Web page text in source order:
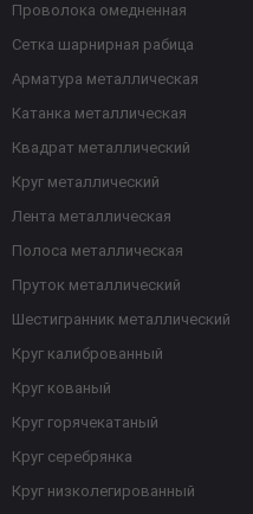
Проволока омедненная
Сетка шарнирная рабица
Арматура металлическая
Катанка металлическая
Квадрат металлический
Круг металлический
Лента металлическая
Полоса металлическая
Пруток металлический
Шестигранник металлический
Круг калиброванный
Круг кованый
Круг горячекатаный
Круг серебрянка
Круг низколегированный